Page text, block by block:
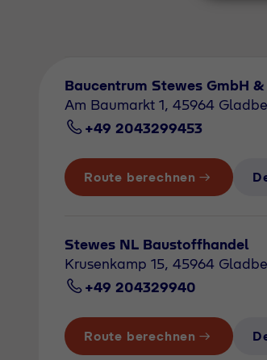
Baucentrum Stewes GmbH
Am Baumarkt 1, 45964
+49 2043299453
Route berechnen
Stewes NL Baustoffhandel
Krusenkamp 15, 45964
+49 204329940
Route berechnen